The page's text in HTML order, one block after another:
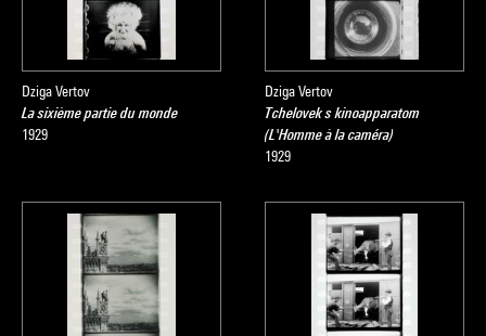
Dziga Vertov
La sixième partie du monde
1929
Dziga Vertov
Tchelovek s kinoapparatom
(L'Homme à la caméra)
1929